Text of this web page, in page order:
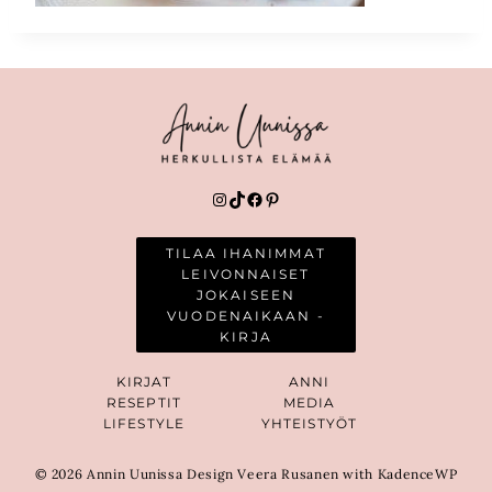
Instagram
TikTok
Facebook
Pinterest
TILAA IHANIMMAT
LEIVONNAISET
JOKAISEEN
VUODENAIKAAN -
KIRJA
KIRJAT
RESEPTIT
LIFESTYLE
ANNI
MEDIA
YHTEISTYÖT
© 2026 Annin Uunissa Design Veera Rusanen with KadenceWP